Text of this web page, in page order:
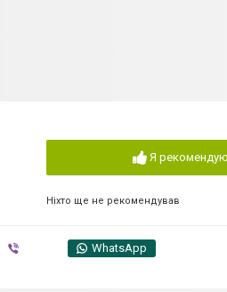
Я рекомендую
Ніхто ще не рекомендував
WhatsApp